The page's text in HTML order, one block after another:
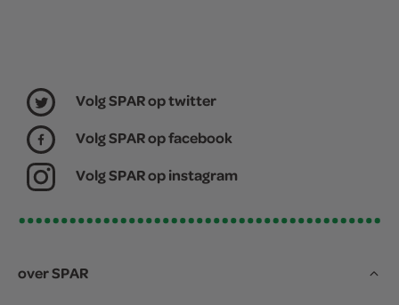
Volg SPAR op twitter
Volg SPAR op facebook
Volg SPAR op instagram
over SPAR